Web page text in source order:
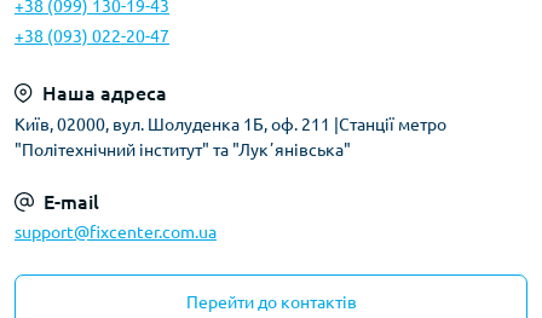
+38 (099) 130-19-43
+38 (093) 022-20-47
Наша адреса
Київ, 02000, вул. Шолуденка 1Б, оф. 211 |Станції метро
"Політехнічний інститут" та "Лукʼянівська"
E-mail
support@fixcenter.com.ua
Перейти до контактів